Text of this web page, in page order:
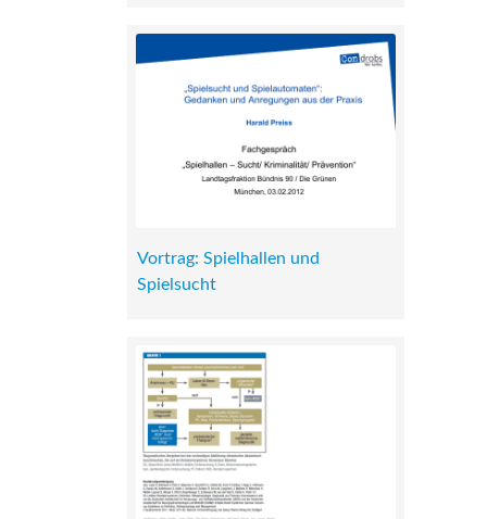
Vortrag: Spielhallen und
Spielsucht